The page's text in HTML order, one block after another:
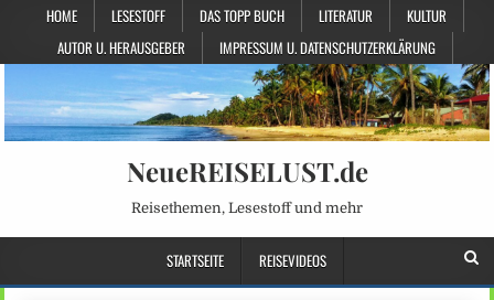
HOME LESESTOFF DAS TOPP BUCH LITERATUR
KULTUR
AUTOR U. HERAUSGEBER
IMPRESSUM U. DATENSCHUTZERKLÄRUNG
NeueREISELUST.de
Reisethemen, Lesestoff und mehr
STARTSEITE REISEVIDEOS